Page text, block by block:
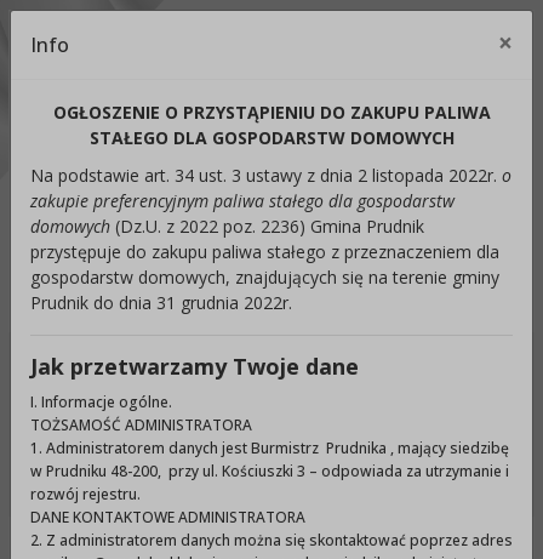
Kontrast:
Rozmiar czcionki:
A
A+ A++
Odstępy:
Zmień odstęp między literami
Zmień interlinię i margines
Reset:
Przywróć
Lektor:
Czytaj odnośniki
Czytaj tekst
Ukryj panel ułatwień dostępu
Wyszukiwarka
Info ×
OGŁOSZENIE O PRZYSTĄPIENIU DO ZAKUPU PALIWA
STAŁEGO DLA GOSPODARSTW DOMOWYCH
Na podstawie art. 34 ust. 3 ustawy z dnia 2 listopada 2022r. o
zakupie preferencyjnym paliwa stałego dla gospodarstw
domowych (Dz.U. z 2022 poz. 2236) Gmina Prudnik
przystępuje do zakupu paliwa stałego z przeznaczeniem dla
gospodarstw domowych, znajdujących się na terenie gminy
Prudnik do dnia 31 grudnia 2022r.
Jak przetwarzamy Twoje dane
I. Informacje ogólne.
TOŻSAMOŚĆ ADMINISTRATORA
1. Administratorem danych jest Burmistrz Prudnika , mający siedzibę
w Prudniku 48-200, przy ul. Kościuszki 3 – odpowiada za utrzymanie i
rozwój rejestru.
DANE KONTAKTOWE ADMINISTRATORA
2. Z administratorem danych można się skontaktować poprzez adres